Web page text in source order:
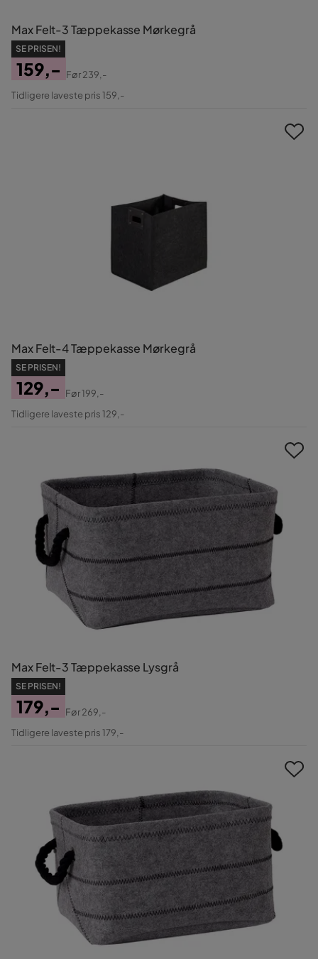
Max Felt-3 Tæppekasse Mørkegrå
SE PRISEN!
Pris
159,-
Original
Før239,-
Tidligere laveste pris 159,-
Max Felt-4 Tæppekasse Mørkegrå
SE PRISEN!
Pris
129,-
Original
Før199,-
Tidligere laveste pris 129,-
Max Felt-3 Tæppekasse Lysgrå
SE PRISEN!
Pris
179,-
Original
Før269,-
Tidligere laveste pris 179,-